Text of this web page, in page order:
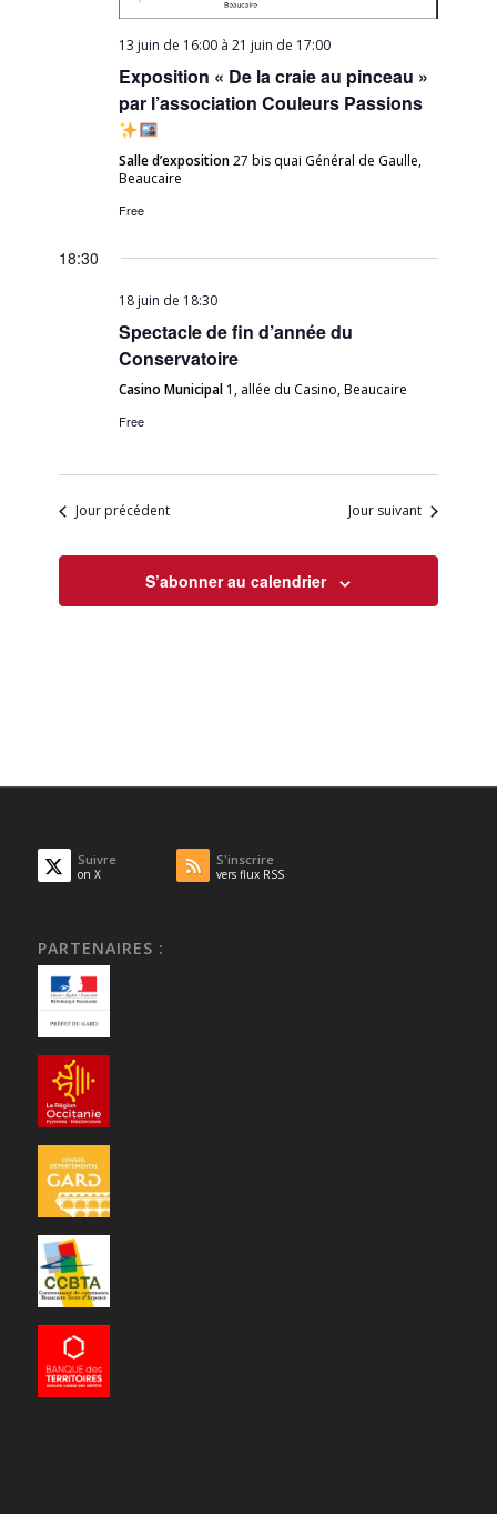
13 juin de 16:00 à21 juin de 17:00
Exposition « De la craie au pinceau »
par l’association Couleurs Passions
Salle d’exposition27 bis quai Général de Gaulle,
Beaucaire
Free
18:30
18 juin de 18:30
Spectacle de fin d’année du
Conservatoire
Casino Municipal 1, allée du Casino, Beaucaire
Free
Jour précédent Jour suivant
S’abonner au calendrier
Suivre
on X
S'inscrire
vers flux RSS
PARTENAIRES :